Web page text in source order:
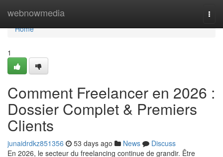
webnowmedia
Home
Home
1
Comment Freelancer en 2026 :
Dossier Complet & Premiers
Clients
junaidrdkz851356 53 days ago News
Discuss
En 2026, le secteur du freelancing continue de grandir. Être